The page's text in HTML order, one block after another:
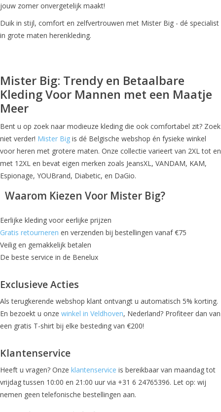
jouw zomer onvergetelijk maakt!
Duik in stijl, comfort en zelfvertrouwen met Mister Big - dé specialist
in grote maten herenkleding.
Mister Big: Trendy en Betaalbare
Kleding Voor Mannen met een Maatje
Meer
Bent u op zoek naar modieuze kleding die ook comfortabel zit? Zoek
niet verder! Mister Big is dé Belgische webshop én fysieke winkel
voor heren met grotere maten. Onze collectie varieert van 2XL tot en
met 12XL en bevat eigen merken zoals JeansXL, VANDAM, KAM,
Espionage, YOUBrand, Diabetic, en DaGio.
Waarom Kiezen Voor Mister Big?
Eerlijke kleding voor eerlijke prijzen
Gratis retourneren en verzenden bij bestellingen vanaf €75
Veilig en gemakkelijk betalen
De beste service in de Benelux
Exclusieve Acties
Als terugkerende webshop klant ontvangt u automatisch 5% korting.
En bezoekt u onze winkel in Veldhoven, Nederland? Profiteer dan van
een gratis T-shirt bij elke besteding van €200!
Klantenservice
Heeft u vragen? Onze klantenservice is bereikbaar van maandag tot
vrijdag tussen 10:00 en 21:00 uur via +31 6 24765396. Let op: wij
nemen geen telefonische bestellingen aan.